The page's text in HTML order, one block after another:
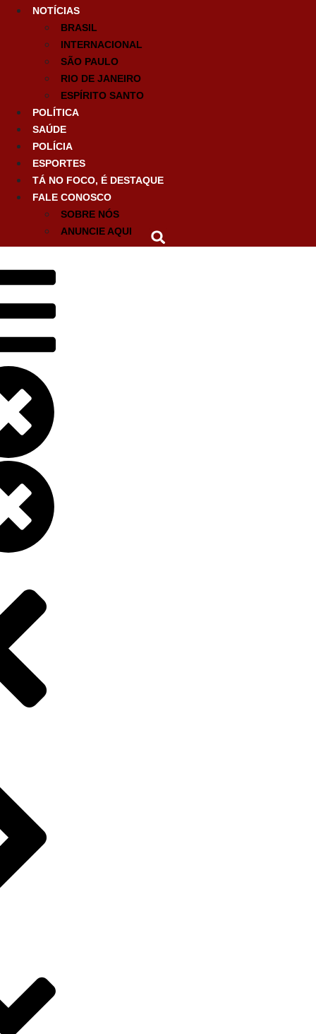
NOTÍCIAS
BRASIL
INTERNACIONAL
SÃO PAULO
RIO DE JANEIRO
ESPÍRITO SANTO
POLÍTICA
SAÚDE
POLÍCIA
ESPORTES
TÁ NO FOCO, É DESTAQUE
FALE CONOSCO
SOBRE NÓS
ANUNCIE AQUI